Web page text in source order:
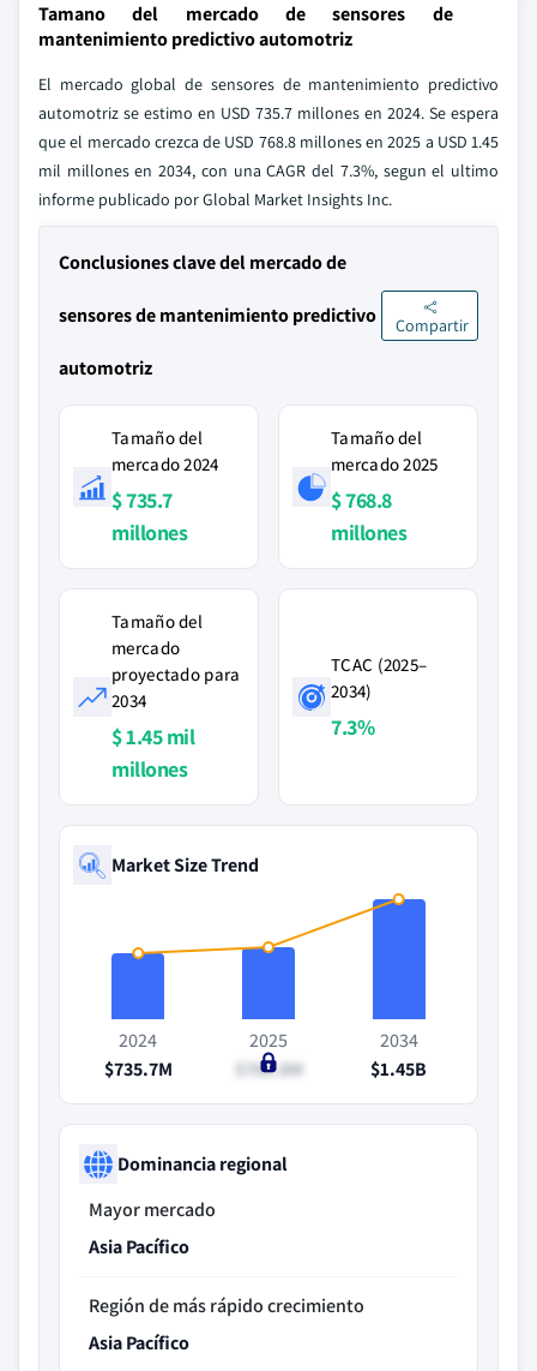
Tamano del mercado de sensores de
mantenimiento predictivo automotriz
El mercado global de sensores de mantenimiento predictivo
automotriz se estimo en USD 735.7 millones en 2024. Se espera
que el mercado crezca de USD 768.8 millones en 2025 a USD 1.45
mil millones en 2034, con una CAGR del 7.3%, segun el ultimo
informe publicado por Global Market Insights Inc.
Conclusiones clave del mercado de
sensores de mantenimiento predictivo
automotriz
Compartir
Tamaño del
mercado 2024
$ 735.7
millones
Tamaño del
mercado 2025
$ 768.8
millones
Tamaño del
mercado
proyectado para
2034
$ 1.45 mil
millones
TCAC (2025–
2034)
7.3%
Market Size Trend
2024
$735.7M
2025
$768.8M
2034
$1.45B
Dominancia regional
Mayor mercado
Asia Pacífico
Región de más rápido crecimiento
Asia Pacífico